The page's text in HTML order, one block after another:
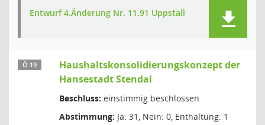
Entwurf 4.Änderung Nr. 11.91 Uppstall
Ö 19
Haushaltskonsolidierungskonzept der
Hansestadt Stendal
Beschluss: einstimmig beschlossen
Abstimmung: Ja: 31, Nein: 0, Enthaltung: 1